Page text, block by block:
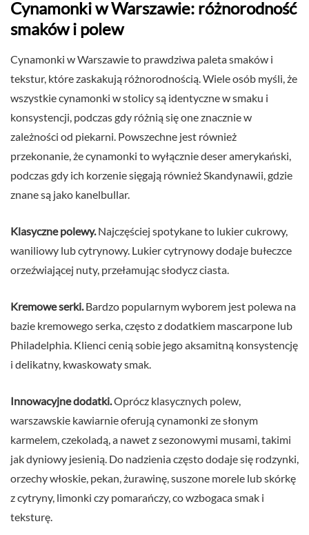
Cynamonki w Warszawie: różnorodność
smaków i polew
Cynamonki w Warszawie to prawdziwa paleta smaków i
tekstur, które zaskakują różnorodnością. Wiele osób myśli, że
wszystkie cynamonki w stolicy są identyczne w smaku i
konsystencji, podczas gdy różnią się one znacznie w
zależności od piekarni. Powszechne jest również
przekonanie, że cynamonki to wyłącznie deser amerykański,
podczas gdy ich korzenie sięgają również Skandynawii, gdzie
znane są jako kanelbullar.
Klasyczne polewy.Najczęściej spotykane to lukier cukrowy,
waniliowy lub cytrynowy. Lukier cytrynowy dodaje bułeczce
orzeźwiającej nuty, przełamując słodycz ciasta.
Kremowe serki.Bardzo popularnym wyborem jest polewa na
bazie kremowego serka, często z dodatkiem mascarpone lub
Philadelphia. Klienci cenią sobie jego aksamitną konsystencję
i delikatny, kwaskowaty smak.
Innowacyjne dodatki.Oprócz klasycznych polew,
warszawskie kawiarnie oferują cynamonki ze słonym
karmelem, czekoladą, a nawet z sezonowymi musami, takimi
jak dyniowy jesienią. Do nadzienia często dodaje się rodzynki,
orzechy włoskie, pekan, żurawinę, suszone morele lub skórkę
z cytryny, limonki czy pomarańczy, co wzbogaca smak i
teksturę.